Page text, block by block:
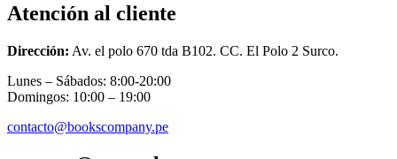
Atención al cliente
Dirección: Av. el polo 670 tda B102. CC. El Polo 2 Surco.
Lunes – Sábados: 8:00-20:00
Domingos: 10:00 – 19:00
contacto@bookscompany.pe